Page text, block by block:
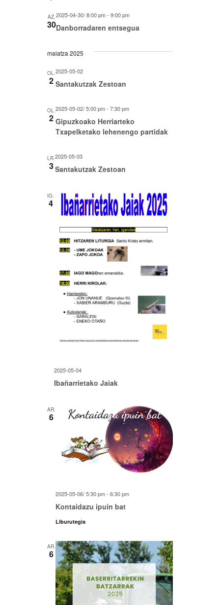
AZ.
30Danborradaren entsegua
2025-04-30/ 8:00 pm- 9:00 pm
maiatza 2025
OL.
2 Santakutzak Zestoan
2025-05-02
OL.
2 Gipuzkoako Herriarteko
Txapelketako lehenengo partidak
2025-05-02/ 5:00 pm- 7:30 pm
LR.
3Santakutzak Zestoan
2025-05-03
IG.
4
Ibañarrietako Jaiak
2025-05-04
AR.
6
Kontaidazu ipuin bat
2025-05-06/ 5:30 pm- 6:30 pm
Liburutegia
AR.
6